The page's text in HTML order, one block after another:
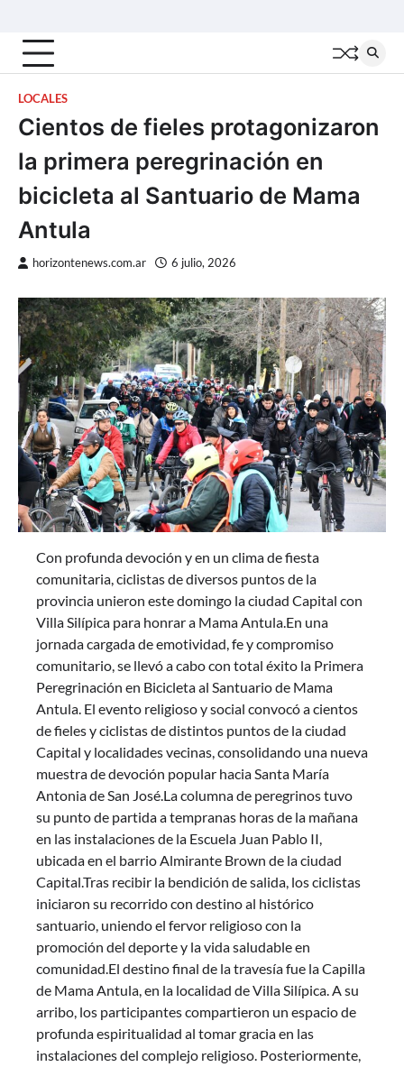
content
LOCALES
Cientos de fieles protagonizaron
la primera peregrinación en
bicicleta al Santuario de Mama
Antula
horizontenews.com.ar 6 julio, 2026
Con profunda devoción y en un clima de fiesta
comunitaria, ciclistas de diversos puntos de la
provincia unieron este domingo la ciudad Capital con
Villa Silípica para honrar a Mama Antula.En una
jornada cargada de emotividad, fe y compromiso
comunitario, se llevó a cabo con total éxito la Primera
Peregrinación en Bicicleta al Santuario de Mama
Antula. El evento religioso y social convocó a cientos
de fieles y ciclistas de distintos puntos de la ciudad
Capital y localidades vecinas, consolidando una nueva
muestra de devoción popular hacia Santa María
Antonia de San José.La columna de peregrinos tuvo
su punto de partida a tempranas horas de la mañana
en las instalaciones de la Escuela Juan Pablo II,
ubicada en el barrio Almirante Brown de la ciudad
Capital.Tras recibir la bendición de salida, los ciclistas
iniciaron su recorrido con destino al histórico
santuario, uniendo el fervor religioso con la
promoción del deporte y la vida saludable en
comunidad.El destino final de la travesía fue la Capilla
de Mama Antula, en la localidad de Villa Silípica. A su
arribo, los participantes compartieron un espacio de
profunda espiritualidad al tomar gracia en las
instalaciones del complejo religioso. Posteriormente,